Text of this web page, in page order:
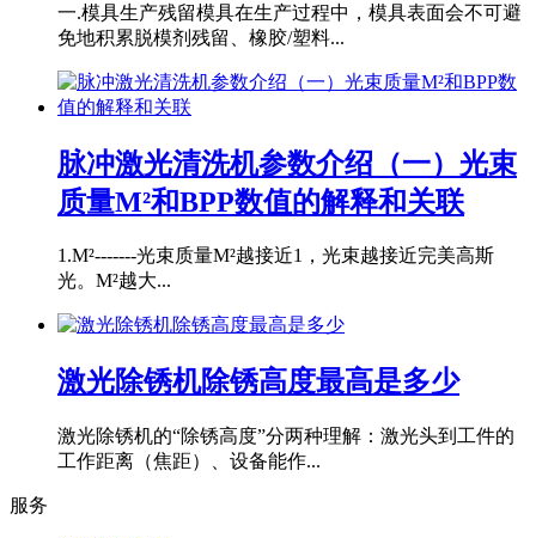
一.模具生产残留模具在生产过程中，模具表面会不可避
免地积累脱模剂残留、橡胶/塑料...
脉冲激光清洗机参数介绍（一）光束
质量M²和BPP数值的解释和关联
1.M²-------光束质量M²越接近1，光束越接近完美高斯
光。M²越大...
激光除锈机除锈高度最高是多少
激光除锈机的“除锈高度”分两种理解：激光头到工件的
工作距离（焦距）、设备能作...
服务